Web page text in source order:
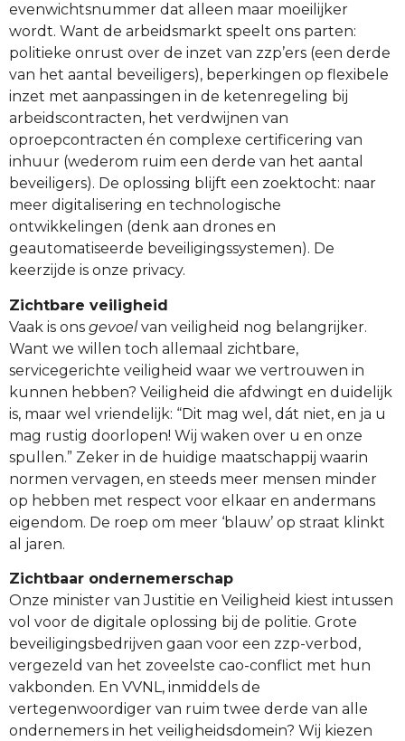
evenwichtsnummer dat alleen maar moeilijker
wordt. Want de arbeidsmarkt speelt ons parten:
politieke onrust over de inzet van zzp’ers (een derde
van het aantal beveiligers), beperkingen op flexibele
inzet met aanpassingen in de ketenregeling bij
arbeidscontracten, het verdwijnen van
oproepcontracten én complexe certificering van
inhuur (wederom ruim een derde van het aantal
beveiligers). De oplossing blijft een zoektocht: naar
meer digitalisering en technologische
ontwikkelingen (denk aan drones en
geautomatiseerde beveiligingssystemen). De
keerzijde is onze privacy.
Zichtbare veiligheid
Vaak is ons gevoelvan veiligheid nog belangrijker.
Want we willen toch allemaal zichtbare,
servicegerichte veiligheid waar we vertrouwen in
kunnen hebben? Veiligheid die afdwingt en duidelijk
is, maar wel vriendelijk: “Dit mag wel, dát niet, en ja u
mag rustig doorlopen! Wij waken over u en onze
spullen.” Zeker in de huidige maatschappij waarin
normen vervagen, en steeds meer mensen minder
op hebben met respect voor elkaar en andermans
eigendom. De roep om meer ‘blauw’ op straat klinkt
al jaren.
Zichtbaar ondernemerschap
Onze minister van Justitie en Veiligheid kiest intussen
vol voor de digitale oplossing bij de politie. Grote
beveiligingsbedrijven gaan voor een zzp-verbod,
vergezeld van het zoveelste cao-conflict met hun
vakbonden. En VVNL, inmiddels de
vertegenwoordiger van ruim twee derde van alle
ondernemers in het veiligheidsdomein? Wij kiezen